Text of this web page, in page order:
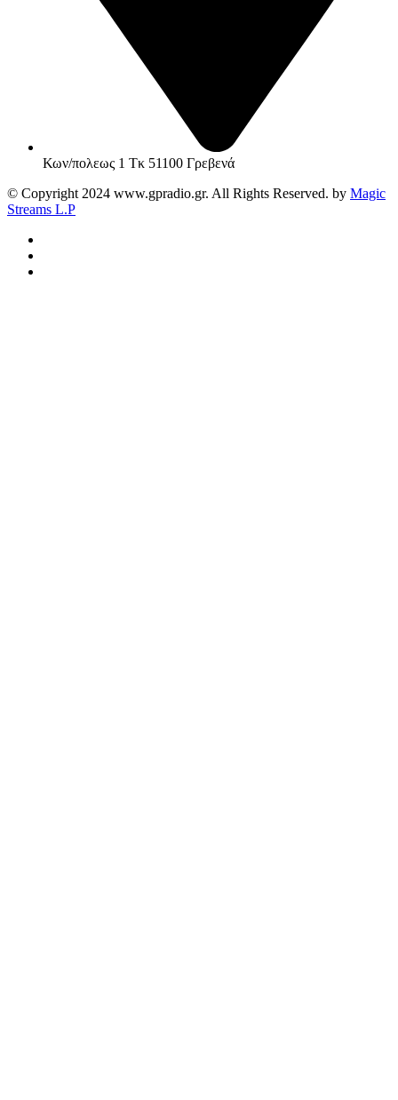
Κων/πολεως 1 Τκ 51100 Γρεβενά
© Copyright 2024 www.gpradio.gr. All Rights Reserved. by Magic
Streams L.P